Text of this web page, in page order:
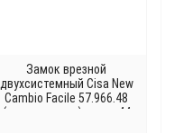
Замок врезной
двухсистемный Cisa New
Cambio Facile 57.966.48
(тех. упаковка), ключ 44